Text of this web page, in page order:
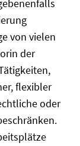
von vielen
der
flexibler
oder